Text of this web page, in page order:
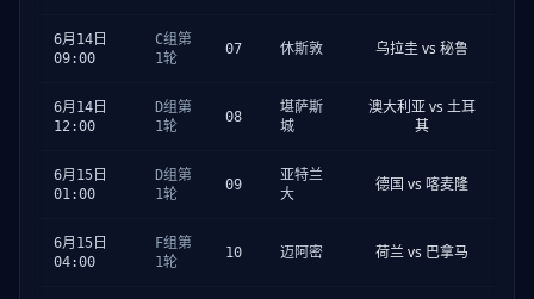
6月14日
09:00
C组第
1轮
07 休斯敦 乌拉圭 vs 秘鲁
6月14日
12:00
D组第
1轮
08
堪萨斯
城
澳大利亚 vs 土耳
其
6月15日
01:00
D组第
1轮
09
亚特兰
大
德国 vs 喀麦隆
6月15日
04:00
F组第
1轮
10 迈阿密 荷兰 vs 巴拿马